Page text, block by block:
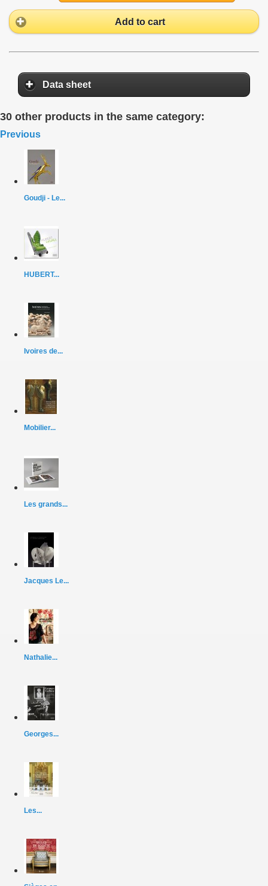
Add to cart
Data sheet
30 other products in the same category:
Previous
Goudji - Le...
HUBERT...
Ivoires de...
Mobilier...
Les grands...
Jacques Le...
Nathalie...
Georges...
Les...